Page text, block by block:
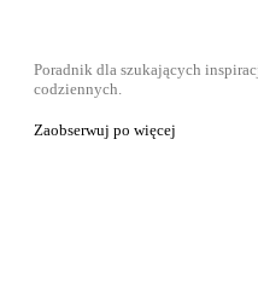
Poradnik dla szukających
codziennych.
Zaobserwuj po więcej